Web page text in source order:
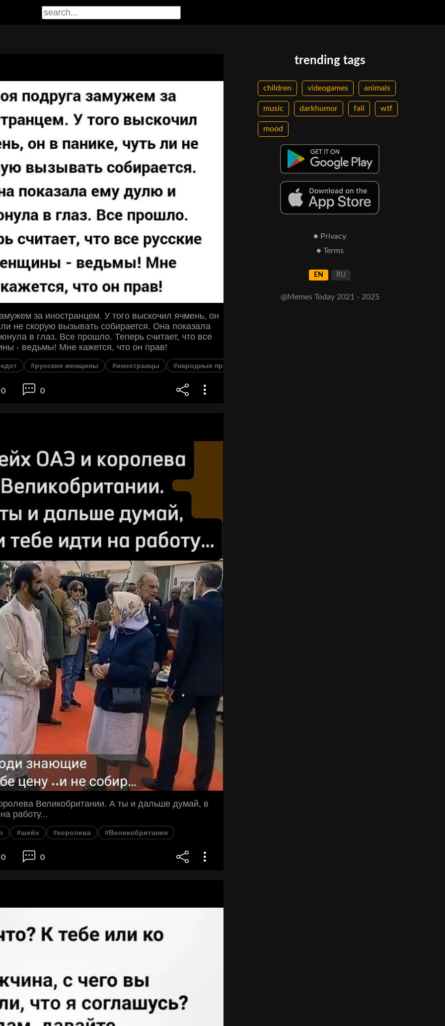
за иностранцем. У того выскочил ячмень, он
не скорую вызывать собирается. Она показала
в глаз. Все прошло. Теперь считает, что все
- ведьмы! Мне кажется, что он прав!
#русские женщины #иностранцы #народные приметы
0 0
Великобритании. А ты и дальше думай, в
работу...
#шейх #королева #Великобритания
0 0
trending tags
children videogames animals
music darkhumor fail wtf
mood
● Privacy
● Terms
EN RU
@Memes Today 2021 - 2025